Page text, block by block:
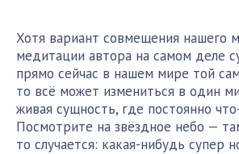
Хотя вариант совмещения нашего
медитации автора на самом деле
прямо сейчас в нашем мире той
то всё может измениться в один
живая сущность, где постоянно
Посмотрите на звёздное небо —
то случается: какая-нибудь супер